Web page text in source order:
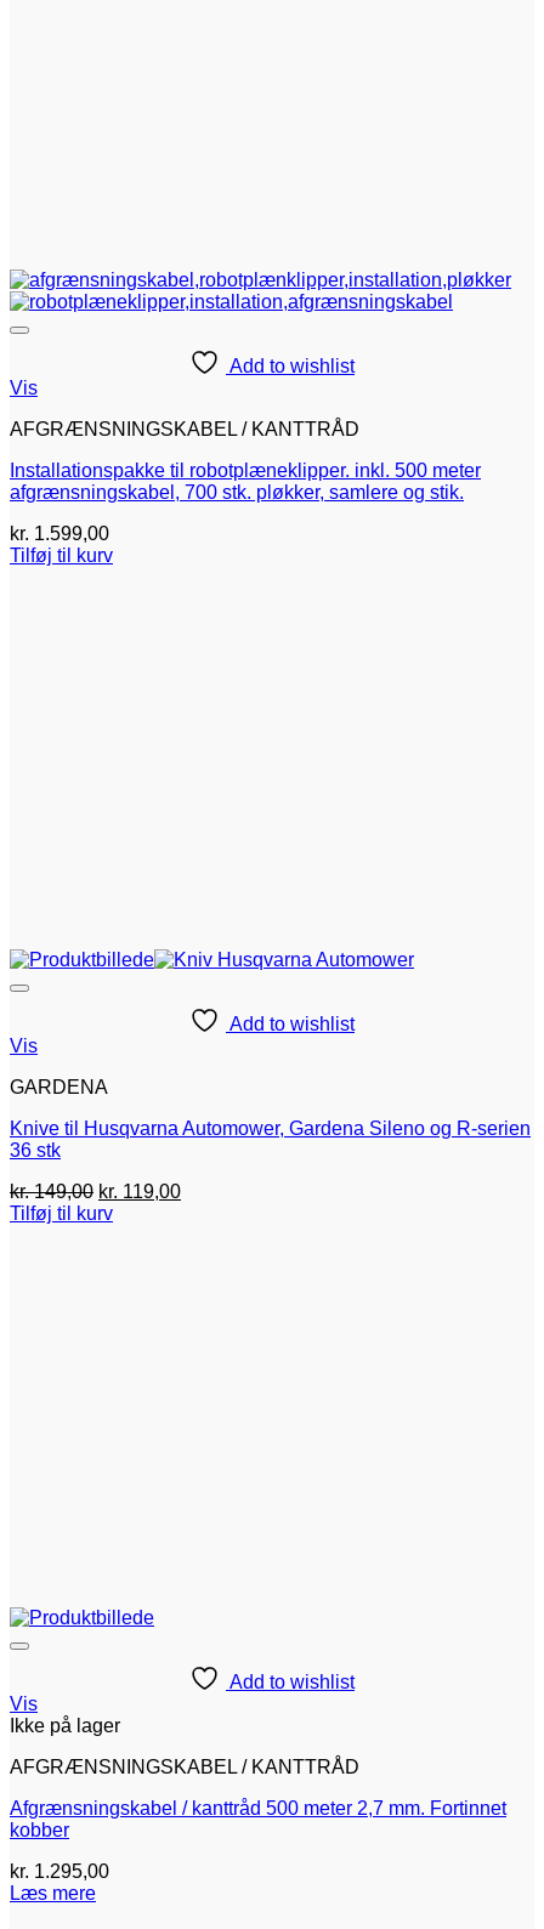
Add to wishlist
Vis
AFGRÆNSNINGSKABEL / KANTTRÅD
Installationspakke til robotplæneklipper. inkl. 500 meter
afgrænsningskabel, 700 stk. pløkker, samlere og stik.
kr. 1.599,00
Tilføj til kurv
Add to wishlist
Vis
GARDENA
Knive til Husqvarna Automower, Gardena Sileno og R-serien
36 stk
kr.149,00 Den
oprindelige
kr. 119,00Den
Tilføj til kurv
Add to wishlist
Vis
Ikke på lager
AFGRÆNSNINGSKABEL / KANTTRÅD
Afgrænsningskabel / kanttråd 500 meter 2,7 mm. Fortinnet
kobber
kr. 1.295,00
Læs mere